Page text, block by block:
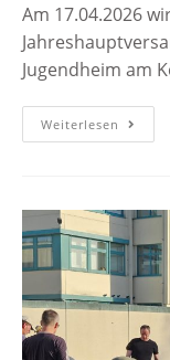
Am 17.04.2026
Jugendheim am
Weiterlesen